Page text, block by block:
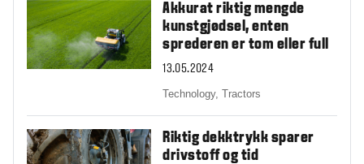
Akkurat riktig mengde
kunstgjødsel, enten
sprederen er tom eller full
13.05.2024
Technology,Tractors
Riktig dekktrykk sparer
drivstoff og tid